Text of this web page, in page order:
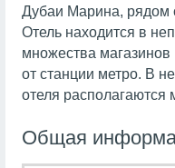
Дубаи Марина, рядом
Отель находится в
множества магазинов
от станции метро. В
отеля располагаются
Общая